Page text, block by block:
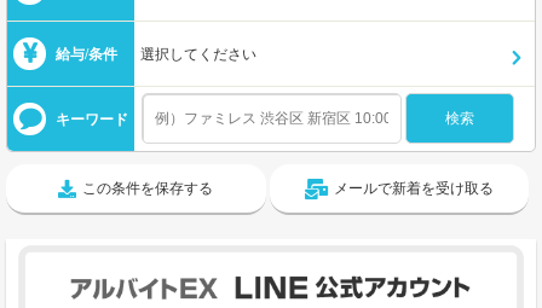
給与/条件 選択してください
キーワード
この条件を保存する メールで新着を受け取る